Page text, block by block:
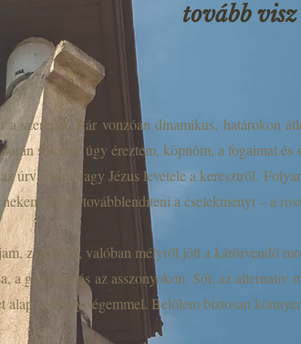
tovább visz
szerepet. Bár vonzóan dinamikus, határokon
sokszor úgy éreztem, köpnöm, a fogaimat
úrvacsora vagy Jézus levétele a keresztről.
kellett továbblendíteni a cselekményt – a
zsigerből, valóban mélyről jött a kárörvendő
a gúnyolódás az asszonyokon. Sőt, az
alap személyiségemmel. Belőlem biztosan